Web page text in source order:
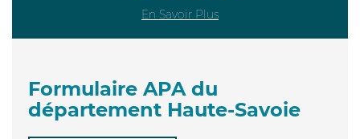
En Savoir Plus
Formulaire APA du
département Haute-Savoie